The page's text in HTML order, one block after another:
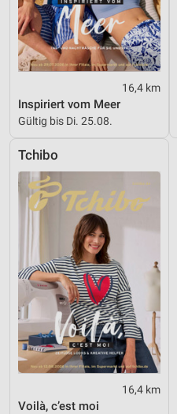
16,4 km
Inspiriert vom Meer
Gültig bis Di. 25.08.
Tchibo
16,4 km
Voilà, c’est moi